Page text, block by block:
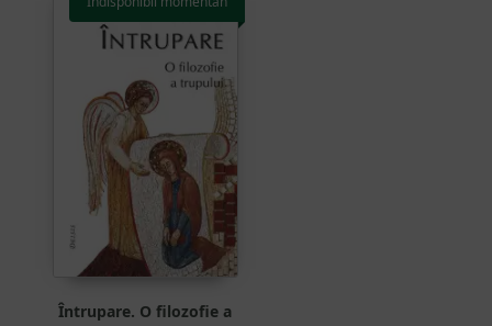
Întrupare. O filozofie a